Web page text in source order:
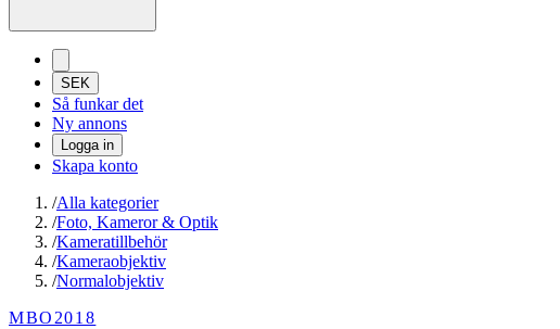
SEK
Så funkar det
Ny annons
Logga in
Skapa konto
/Alla kategorier
/Foto, Kameror & Optik
/Kameratillbehör
/Kameraobjektiv
/Normalobjektiv
MBO2018